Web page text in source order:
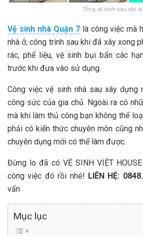
Tổng vệ sinh sau xây
Vệ sinh nhà Quận 7là công việc mà
nhà ở, công trình sau khi đã xây xong
rác, phế liệu, vệ sinh bụi bẩn các
trước khi đưa vào sử dụng.
Công việc vệ sinh nhà sau xây dựng
công sức của gia chủ. Ngoài ra có
mà khi làm thủ công bạn không thể
phải có kiến thức chuyên môn cũng
chuyên dụng mới có thể làm được.
Đừng lo đã có VỆ SINH VIỆT
công việc đó rồi nhé! LIÊN HỆ:
vấn
Mục lục